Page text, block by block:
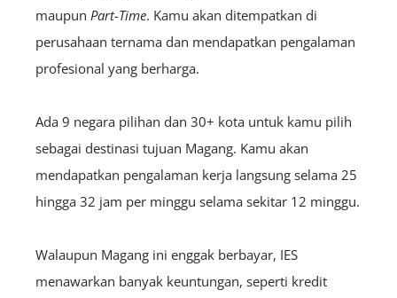
maupun Part-Time. Kamu akan ditempatkan di
perusahaan ternama dan mendapatkan pengalaman
profesional yang berharga.
Ada 9 negara pilihan dan 30+ kota untuk kamu pilih
sebagai destinasi tujuan Magang. Kamu akan
mendapatkan pengalaman kerja langsung selama 25
hingga 32 jam per minggu selama sekitar 12 minggu.
Walaupun Magang ini enggak berbayar, IES
menawarkan banyak keuntungan, seperti kredit